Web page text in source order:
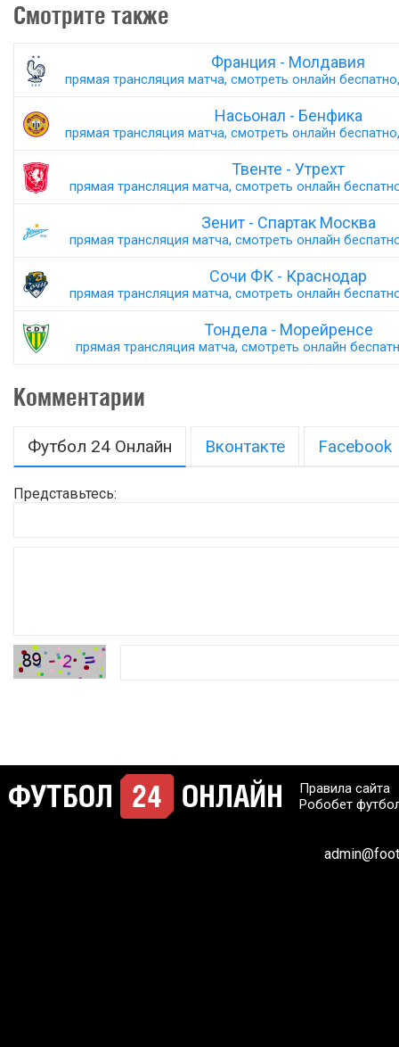
Смотрите также
Франция - Молдавия
прямая трансляция матча, смотреть онлайн
Насьонал - Бенфика
прямая трансляция матча, смотреть онлайн
Твенте - Утрехт
прямая трансляция матча, смотреть онлайн
Зенит - Спартак Москва
прямая трансляция матча, смотреть онлайн
Сочи ФК - Краснодар
прямая трансляция матча, смотреть онлайн
Тондела - Морейренсе
прямая трансляция матча, смотреть онлайн
Комментарии
Футбол 24 Онлайн Вконтакте Facebook
Представьтесь:
Правила сайта
Робобет